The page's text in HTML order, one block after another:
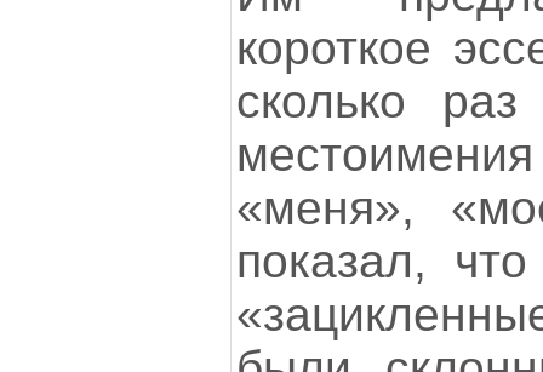
короткое
сколько
«меня»,
показал,